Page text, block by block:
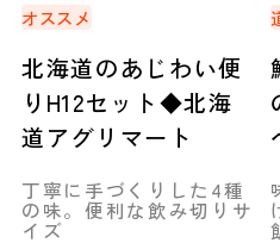
オススメ
北海道のあじわい便
りH12セット◆北海
道アグリマート
丁寧に手づくりした4種
の味。便利な飲み切りサ
イズ